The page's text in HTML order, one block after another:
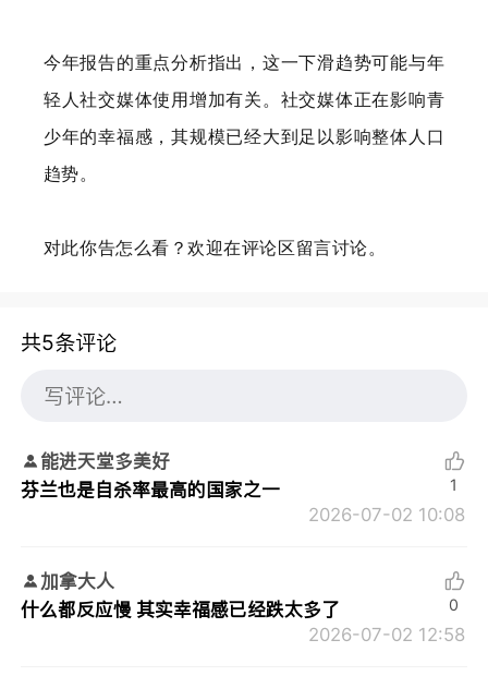
今年报告的重点分析指出，这一下滑趋势可能与年
轻人社交媒体使用增加有关。社交媒体正在影响青
少年的幸福感，其规模已经大到足以影响整体人口
趋势。
对此你告怎么看？欢迎在评论区留言讨论。
共5条评论
能进天堂多美好
芬兰也是自杀率最高的国家之一
2026-07-02 10:08
1
加拿大人
什么都反应慢 其实幸福感已经跌太多了
2026-07-02 12:58
0